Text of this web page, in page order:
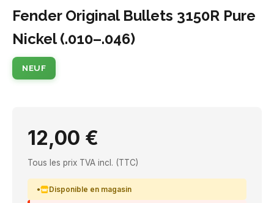
Fender Original Bullets 3150R Pure
Nickel (.010–.046)
NEUF
12,00 €
Tous les prix TVA incl. (TTC)
Disponible en magasin